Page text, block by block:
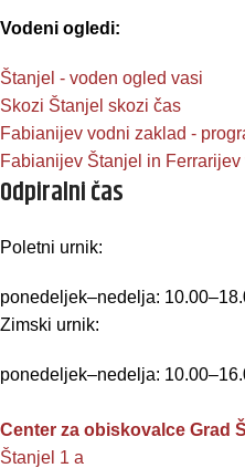
Vodeni ogledi:
Štanjel - voden ogled vasi
Skozi Štanjel skozi čas
Fabianijev vodni zaklad -
Fabianijev Štanjel in
Odpiralni čas
Poletni urnik:
ponedeljek–nedelja:
Zimski urnik:
ponedeljek–nedelja:
Center za obiskovalce Grad
Štanjel 1 a